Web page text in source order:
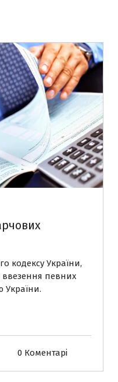
кодексу України,
певних
України.
0 Коментарі